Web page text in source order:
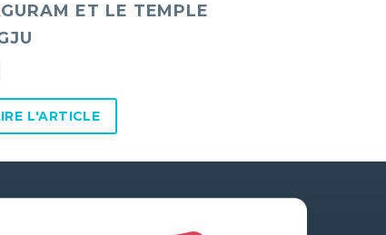
ET LE TEMPLE
L'ARTICLE